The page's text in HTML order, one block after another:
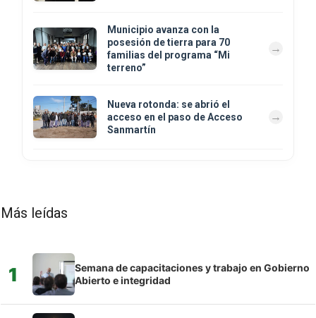
Municipio avanza con la
posesión de tierra para 70
familias del programa “Mi
terreno”
Nueva rotonda: se abrió el
acceso en el paso de Acceso
Sanmartín
Más leídas
1
Semana de capacitaciones y trabajo en Gobierno
Abierto e integridad